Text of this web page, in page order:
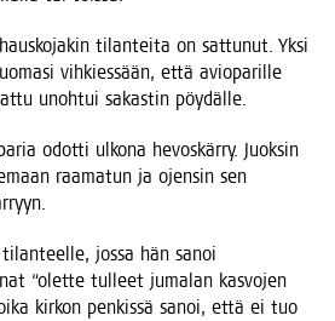
tilan­tei­ta on sat­tu­nut. Yksi
vih­kies­sään, että avio­pa­ril­le
unoh­tui sakas­tin pöydälle.
odot­ti ulko­na hevos­kär­ry. Juok­sin
raa­ma­tun ja ojen­sin sen
jos­sa hän sanoi
“olet­te tul­leet juma­lan kas­vo­jen
kir­kon pen­kis­sä sanoi, että ei tuo